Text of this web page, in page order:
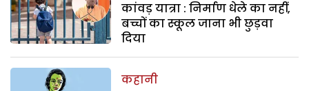
कांवड़ यात्रा : निर्माण धेले का नहीं,
बच्चों का स्कूल जाना भी छुड़वा
दिया
कहानी